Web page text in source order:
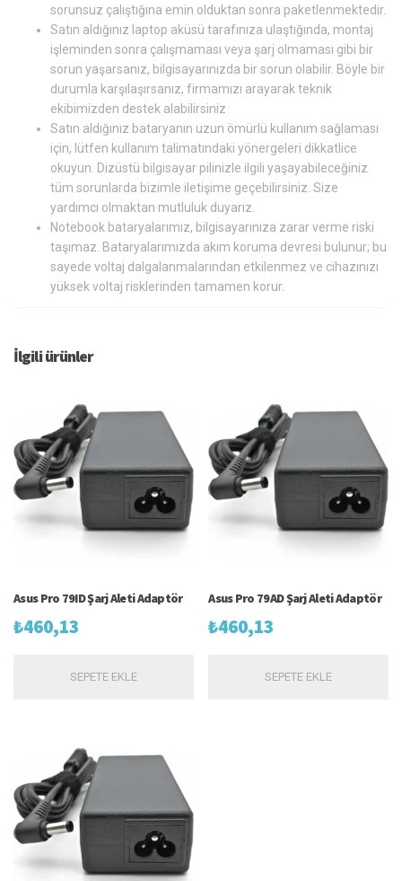
sorunsuz çalıştığına emin olduktan sonra paketlenmektedir.
Satın aldığınız laptop aküsü tarafınıza ulaştığında, montaj
işleminden sonra çalışmaması veya şarj olmaması gibi bir
sorun yaşarsanız, bilgisayarınızda bir sorun olabilir. Böyle bir
durumla karşılaşırsanız, firmamızı arayarak teknik
ekibimizden destek alabilirsiniz
Satın aldığınız bataryanın uzun ömürlü kullanım sağlaması
için, lütfen kullanım talimatındaki yönergeleri dikkatlice
okuyun. Dizüstü bilgisayar pilinizle ilgili yaşayabileceğiniz
tüm sorunlarda bizimle iletişime geçebilirsiniz. Size
yardımcı olmaktan mutluluk duyarız.
Notebook bataryalarımız, bilgisayarınıza zarar verme riski
taşımaz. Bataryalarımızda akım koruma devresi bulunur; bu
sayede voltaj dalgalanmalarından etkilenmez ve cihazınızı
yüksek voltaj risklerinden tamamen korur.
İlgili ürünler
Asus Pro 79ID Şarj Aleti Adaptör
₺460,13
SEPETE EKLE
Asus Pro 79AD Şarj Aleti Adaptör
₺460,13
SEPETE EKLE